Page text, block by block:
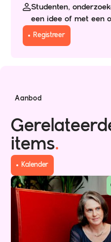
Studenten,
een idee of met een
Registreer
Aanbod
items.
Kalender